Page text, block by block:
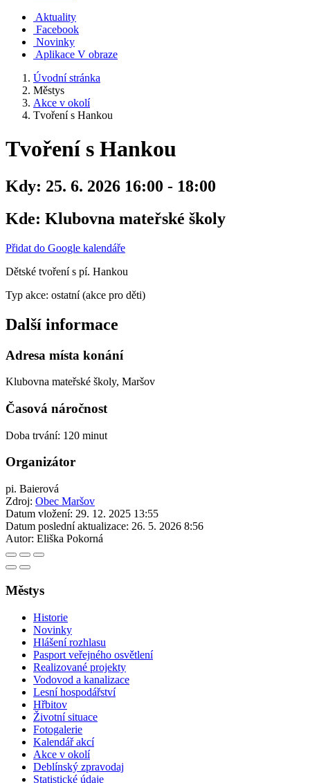
Aktuality
Facebook
Novinky
Aplikace V obraze
Úvodní stránka
Městys
Akce v okolí
Tvoření s Hankou
Tvoření s Hankou
Kdy: 25. 6. 2026 16:00 - 18:00
Kde: Klubovna mateřské školy
Přidat do Google kalendáře
Dětské tvoření s pí. Hankou
Typ akce: ostatní (akce pro děti)
Další informace
Adresa místa konání
Klubovna mateřské školy, Maršov
Časová náročnost
Doba trvání: 120 minut
Organizátor
pi. Baierová
Zdroj: Obec Maršov
Datum vložení: 29. 12. 2025 13:55
Datum poslední aktualizace: 26. 5. 2026 8:56
Autor: Eliška Pokorná
Městys
Historie
Novinky
Hlášení rozhlasu
Pasport veřejného osvětlení
Realizované projekty
Vodovod a kanalizace
Lesní hospodářství
Hřbitov
Životní situace
Fotogalerie
Kalendář akcí
Akce v okolí
Deblínský zpravodaj
Statistické údaje